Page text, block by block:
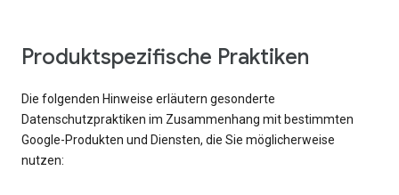
Produktspezifische Praktiken
Die folgenden Hinweise erläutern gesonderte
Datenschutzpraktiken im Zusammenhang mit bestimmten
Google-Produkten und Diensten, die Sie möglicherweise
nutzen: